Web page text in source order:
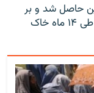
طرفین حاصل شد و بر
اساس آن، نیروهای امریکایی موظف بودند طی ۱۴ ماه خاک